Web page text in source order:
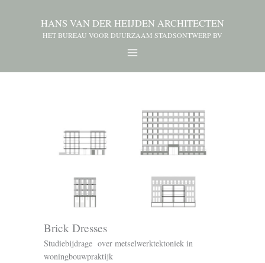
HANS VAN DER HEIJDEN ARCHITECTEN
HET BUREAU VOOR DUURZAAM STADSONTWERP BV
Brick Dresses
Studiebijdrage over metselwerktektoniek in
woningbouwpraktijk